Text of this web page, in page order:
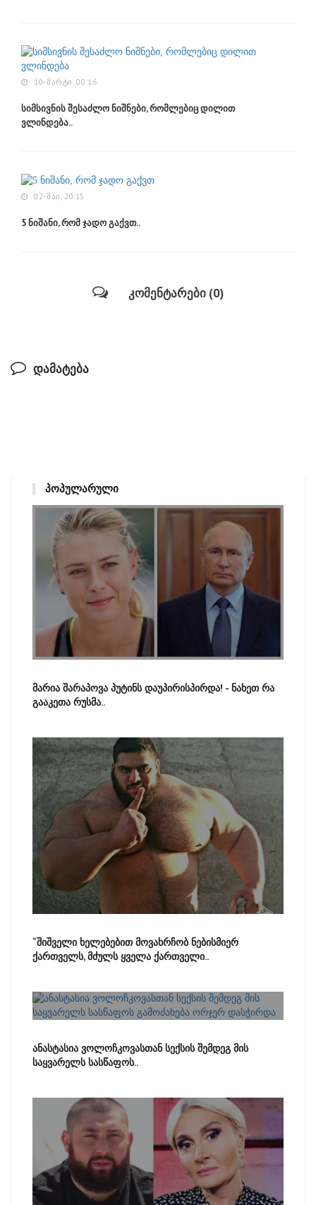
10-ᲛᲐᲠᲢᲘ, 00:16
სიმსივნის შესაძლო ნიშნები, რომლებიც დილით
ვლინდება..
02-ᲛᲐᲘ, 20:15
5 ნიშანი, რომ ჯადო გაქვთ..
კომენტარები (0)
დამატება
ᲞᲝᲞᲣᲚᲐᲠᲣᲚᲘ
მარია შარაპოვა პუტინს დაუპირისპირდა! - ნახეთ რა
გააკეთა რუსმა..
“შიშველი ხელებებით მოვახრჩობ ნებისმიერ
ქართველს, მძულს ყველა ქართველი..
ანასტასია ვოლოჩკოვასთან სექსის შემდეგ მის
საყვარელს სასწაფოს..